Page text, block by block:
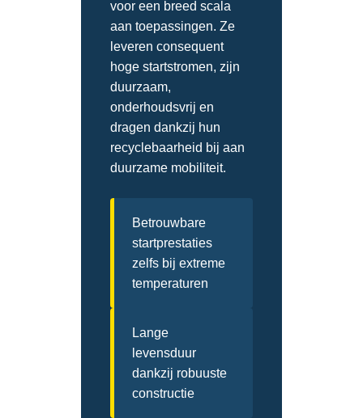
voor een breed scala
aan toepassingen. Ze
leveren consequent
hoge startstromen, zijn
duurzaam,
onderhoudsvrij en
dragen dankzij hun
recyclebaarheid bij aan
duurzame mobiliteit.
Betrouwbare
startprestaties
zelfs bij extreme
temperaturen
Lange
levensduur
dankzij robuuste
constructie